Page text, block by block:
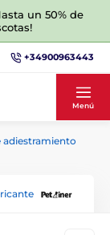
un 50% de
+34900963443
Menú
adiestramiento